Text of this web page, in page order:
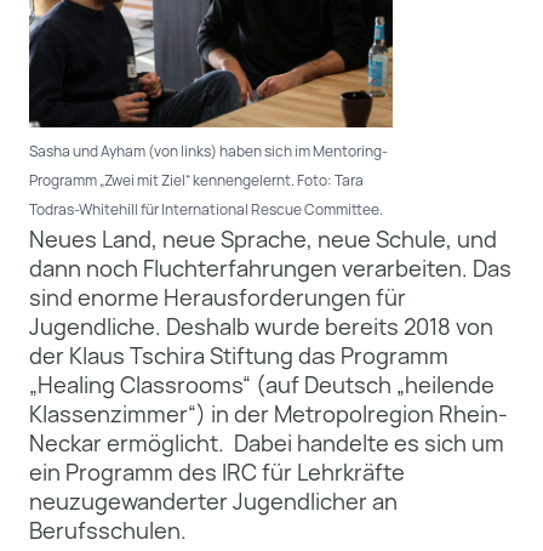
Sasha und Ayham (von links) haben sich im Mentoring-
Programm „Zwei mit Ziel“ kennengelernt. Foto: Tara
Todras-Whitehill für International Rescue Committee.
Neues Land, neue Sprache, neue Schule, und
dann noch Fluchterfahrungen verarbeiten. Das
sind enorme Herausforderungen für
Jugendliche. Deshalb wurde bereits 2018 von
der Klaus Tschira Stiftung das Programm
„Healing Classrooms“ (auf Deutsch „heilende
Klassenzimmer“) in der Metropolregion Rhein-
Neckar ermöglicht. Dabei handelte es sich um
ein Programm des IRC für Lehrkräfte
neuzugewanderter Jugendlicher an
Berufsschulen.